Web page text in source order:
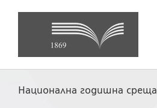
Национална годишна среща